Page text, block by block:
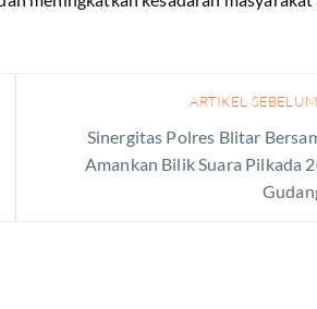
ARTIKEL
Sinergitas Polres Blitar
Amankan Bilik Suara Pilkada